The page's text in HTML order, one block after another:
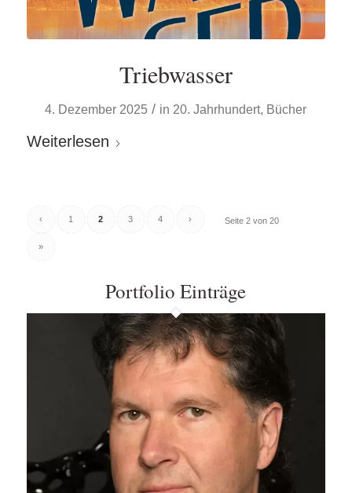
Triebwasser
4. Dezember 2025 / in 20. Jahrhundert, Bücher
Weiterlesen
Seite 2 von 20
‹ 1 2 3 4 ›
»
Portfolio Einträge